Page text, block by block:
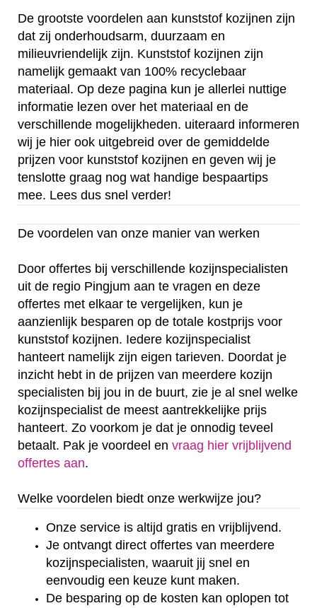
De grootste voordelen aan kunststof kozijnen zijn
dat zij onderhoudsarm, duurzaam en
milieuvriendelijk zijn. Kunststof kozijnen zijn
namelijk gemaakt van 100% recyclebaar
materiaal. Op deze pagina kun je allerlei nuttige
informatie lezen over het materiaal en de
verschillende mogelijkheden. uiteraard informeren
wij je hier ook uitgebreid over de gemiddelde
prijzen voor kunststof kozijnen en geven wij je
tenslotte graag nog wat handige bespaartips
mee. Lees dus snel verder!
De voordelen van onze manier van werken
Door offertes bij verschillende kozijnspecialisten
uit de regio Pingjum aan te vragen en deze
offertes met elkaar te vergelijken, kun je
aanzienlijk besparen op de totale kostprijs voor
kunststof kozijnen. Iedere kozijnspecialist
hanteert namelijk zijn eigen tarieven. Doordat je
inzicht hebt in de prijzen van meerdere kozijn
specialisten bij jou in de buurt, zie je al snel welke
kozijnspecialist de meest aantrekkelijke prijs
hanteert. Zo voorkom je dat je onnodig teveel
betaalt. Pak je voordeel en vraag hier vrijblijvend
offertes aan.
Welke voordelen biedt onze werkwijze jou?
Onze service is altijd gratis en vrijblijvend.
Je ontvangt direct offertes van meerdere
kozijnspecialisten, waaruit jij snel en
eenvoudig een keuze kunt maken.
De besparing op de kosten kan oplopen tot